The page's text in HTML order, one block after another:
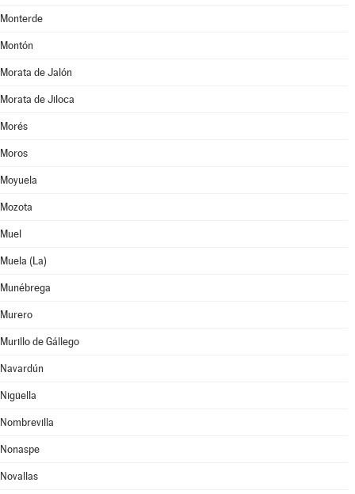
Monterde
Montón
Morata de Jalón
Morata de Jiloca
Morés
Moros
Moyuela
Mozota
Muel
Muela (La)
Munébrega
Murero
Murillo de Gállego
Navardún
Nigüella
Nombrevilla
Nonaspe
Novallas